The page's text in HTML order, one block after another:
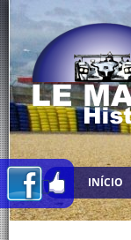
INÍCIO